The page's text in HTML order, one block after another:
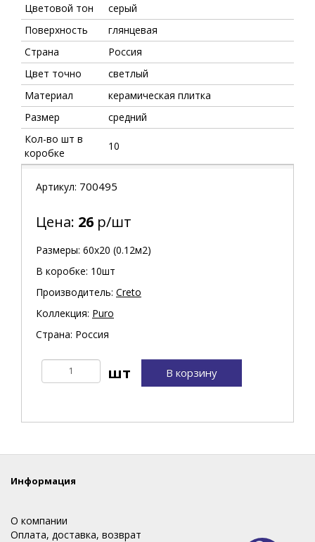
Цветовой тон
серый
Поверхность
глянцевая
Страна
Россия
Цвет точно
светлый
Материал
керамическая плитка
Размер
средний
Кол-во шт в
коробке
10
Артикул: 700495
Цена: 26 р/шт
Размеры: 60х20 (0.12м2)
В коробке: 10шт
Производитель: Creto
Коллекция: Puro
Страна: Россия
В корзину
Информация
О компании
Оплата, доставка, возврат